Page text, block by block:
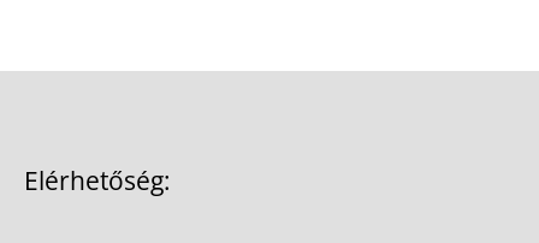
Elérhetőség: